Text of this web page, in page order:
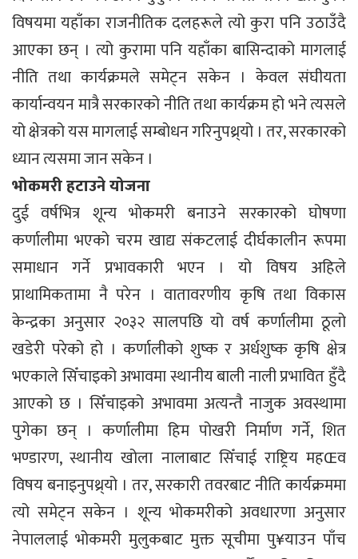
विषयमा यहाँका राजनीतिक दलहरूले त्यो कुरा पनि उठाउँदै
आएका छन् । त्यो कुरामा पनि यहाँका बासिन्दाको मागलाई
नीति तथा कार्यक्रमले समेट्न सकेन । केवल संघीयता
कार्यान्वयन मात्रै सरकारको नीति तथा कार्यक्रम हो भने त्यसले
यो क्षेत्रको यस मागलाई सम्बोधन गरिनुपथ्र्यो । तर, सरकारको
ध्यान त्यसमा जान सकेन ।
भोकमरी हटाउने योजना
दुई वर्षभित्र शून्य भोकमरी बनाउने सरकारको घोषणा
कर्णालीमा भएको चरम खाद्य संकटलाई दीर्घकालीन रूपमा
समाधान गर्ने प्रभावकारी भएन । यो विषय अहिले
प्राथामिकतामा नै परेन । वातावरणीय कृषि तथा विकास
केन्द्रका अनुसार २०३२ सालपछि यो वर्ष कर्णालीमा ठूलो
खडेरी परेको हो । कर्णालीको शुष्क र अर्धशुष्क कृषि क्षेत्र
भएकाले सिँचाइको अभावमा स्थानीय बाली नाली प्रभावित हुँदै
आएको छ । सिँचाइको अभावमा अत्यन्तै नाजुक अवस्थामा
पुगेका छन् । कर्णालीमा हिम पोखरी निर्माण गर्ने, शित
भण्डारण, स्थानीय खोला नालाबाट सिँचाई राष्ट्रिय महŒव
विषय बनाइनुपथ्र्यो । तर, सरकारी तवरबाट नीति कार्यक्रममा
त्यो समेट्न सकेन । शून्य भोकमरीको अवधारणा अनुसार
नेपाललाई भोकमरी मुलुकबाट मुक्त सूचीमा पु¥याउन पाँच